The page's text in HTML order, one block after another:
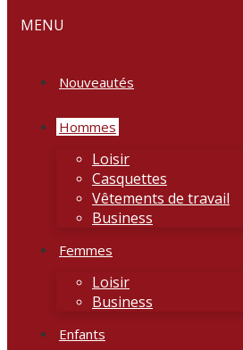
MENU
Nouveautés
Hommes
Loisir
Casquettes
Vêtements de travail
Business
Femmes
Loisir
Business
Enfants